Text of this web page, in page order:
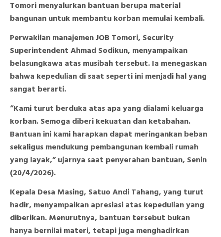
Tomori menyalurkan bantuan berupa material
bangunan untuk membantu korban memulai kembali.
Perwakilan manajemen JOB Tomori, Security
Superintendent Ahmad Sodikun, menyampaikan
belasungkawa atas musibah tersebut. Ia menegaskan
bahwa kepedulian di saat seperti ini menjadi hal yang
sangat berarti.
“Kami turut berduka atas apa yang dialami keluarga
korban. Semoga diberi kekuatan dan ketabahan.
Bantuan ini kami harapkan dapat meringankan beban
sekaligus mendukung pembangunan kembali rumah
yang layak,” ujarnya saat penyerahan bantuan, Senin
(20/4/2026).
Kepala Desa Masing, Satuo Andi Tahang, yang turut
hadir, menyampaikan apresiasi atas kepedulian yang
diberikan. Menurutnya, bantuan tersebut bukan
hanya bernilai materi, tetapi juga menghadirkan